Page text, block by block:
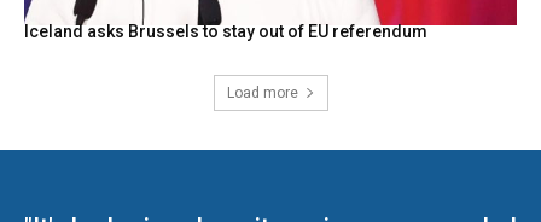
Iceland asks Brussels to stay out of EU referendum
Load more